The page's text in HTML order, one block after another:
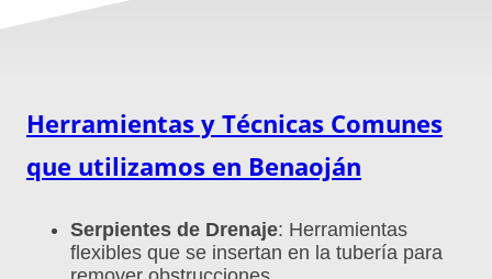
Herramientas y Técnicas Comunes
que utilizamos en Benaoján
Serpientes de Drenaje: Herramientas
flexibles que se insertan en la tubería para